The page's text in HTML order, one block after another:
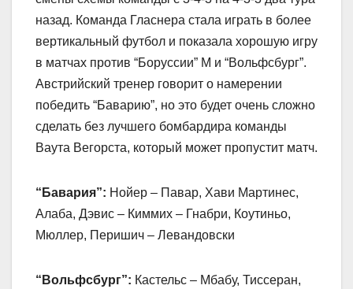
назад. Команда Гласнера стала играть в более
вертикальный футбол и показала хорошую игру
в матчах против “Боруссии” М и “Вольфсбург”.
Австрийский тренер говорит о намерении
победить “Баварию”, но это будет очень сложно
сделать без лучшего бомбардира команды
Ваута Вегорста, который может пропустит матч.
“Бавария”: Нойер – Павар, Хави Мартинес,
Алаба, Дэвис – Киммих – Гнабри, Коутиньо,
Мюллер, Перишич – Левандовски
“Вольфсбург”: Кастельс – Мбабу, Тиссеран,